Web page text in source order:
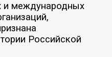
и международных
Российской